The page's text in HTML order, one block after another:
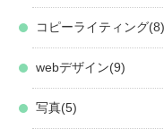
コピーライティング 8
webデザイン 9
写真 5